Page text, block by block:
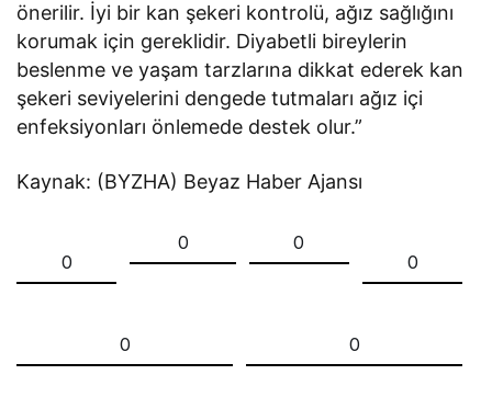
önerilir. İyi bir kan şekeri kontrolü, ağız sağlığını
korumak için gereklidir. Diyabetli bireylerin
beslenme ve yaşam tarzlarına dikkat ederek kan
şekeri seviyelerini dengede tutmaları ağız içi
enfeksiyonları önlemede destek olur.”
Kaynak: (BYZHA) Beyaz Haber Ajansı
0
0
0
0
0 0